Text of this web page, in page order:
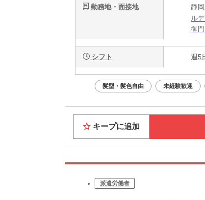
勤務地・面接地
静
ル
御
シフト 週5
髪型・髪色自由 未経験歓迎
キープに追加
派遣労働者